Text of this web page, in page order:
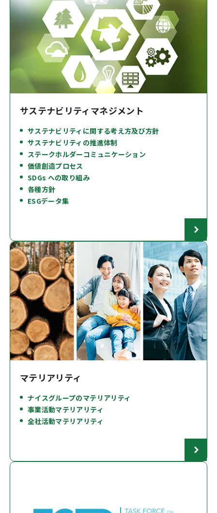
サステナビリティマネジメント
サステナビリティに関する考え方及び方針
サステナビリティの推進体制
ステークホルダーコミュニケーション
価値創造プロセス
SDGs への取り組み
各種方針
ESGデータ集
マテリアリティ
ナイスグループのマテリアリティ
事業活動マテリアリティ
全社活動マテリアリティ